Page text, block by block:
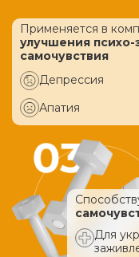
Применяется в
улучшения
самочувствия
Депрессия
Апатия
Для